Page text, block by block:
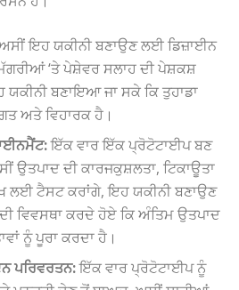
ਇਹ ਯਕੀਨੀ ਬਣਾਉਣ ਲਈ ਡਿਜ਼ਾਈਨ
‘ਤੇ ਪੇਸ਼ੇਵਰ ਸਲਾਹ ਦੀ ਪੇਸ਼ਕਸ਼
ਯਕੀਨੀ ਬਣਾਇਆ ਜਾ ਸਕੇ ਕਿ ਤੁਹਾਡਾ
ਅਤੇ ਵਿਹਾਰਕ ਹੈ।
ਇੱਕ ਵਾਰ ਇੱਕ ਪ੍ਰੋਟੋਟਾਈਪ ਬਣ
ਉਤਪਾਦ ਦੀ ਕਾਰਜਕੁਸ਼ਲਤਾ, ਟਿਕਾਊਤਾ
ਲਈ ਟੈਸਟ ਕਰਾਂਗੇ, ਇਹ ਯਕੀਨੀ ਬਣਾਉਣ
ਵਿਵਸਥਾ ਕਰਦੇ ਹੋਏ ਕਿ ਅੰਤਿਮ ਉਤਪਾਦ
ਨੂੰ ਪੂਰਾ ਕਰਦਾ ਹੈ।
ਪਰਿਵਰਤਨ:ਇੱਕ ਵਾਰ ਪ੍ਰੋਟੋਟਾਈਪ ਨੂੰ